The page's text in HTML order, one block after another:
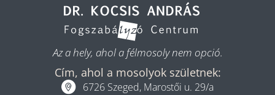
Az a hely, ahol a félmosoly nem opció.
Cím, ahol a mosolyok születnek:
6726 Szeged, Marostői u. 29/a